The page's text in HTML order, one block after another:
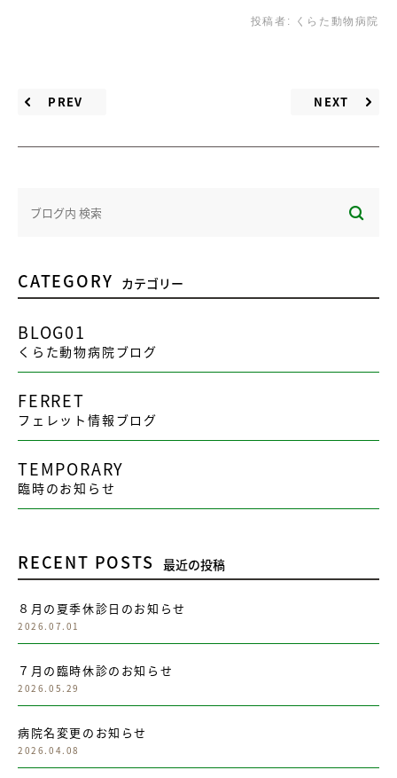
投稿者: くらた動物病院
PREV NEXT
CATEGORY カテゴリー
BLOG01
くらた動物病院ブログ
FERRET
フェレット情報ブログ
TEMPORARY
臨時のお知らせ
RECENT POSTS 最近の投稿
８月の夏季休診日のお知らせ
2026.07.01
７月の臨時休診のお知らせ
2026.05.29
病院名変更のお知らせ
2026.04.08